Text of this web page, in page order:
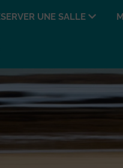
UNE SALLE